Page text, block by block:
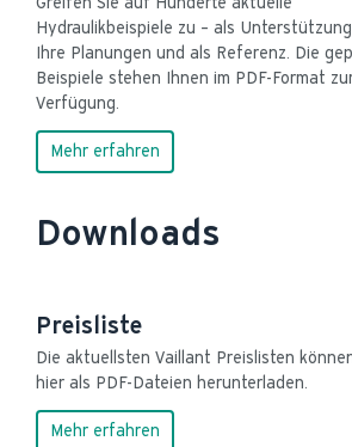
Hydraulikbeispiele zu – als
Ihre Planungen und als Referenz. Die
Beispiele stehen Ihnen im PDF-Format
Verfügung.
Mehr erfahren
Downloads
Preisliste
Die aktuellsten Vaillant Preislisten
hier als PDF-Dateien herunterladen.
Mehr erfahren